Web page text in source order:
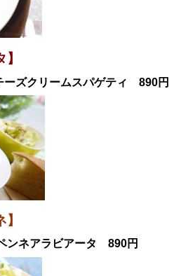
ーズクリームスパゲティ 890円
】
ンネアラビアータ 890円